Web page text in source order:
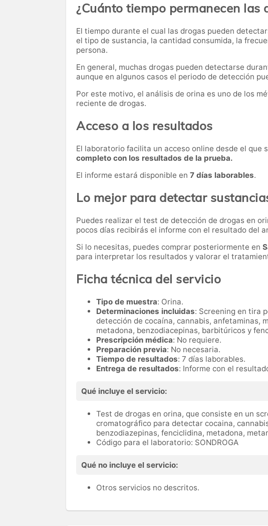
¿Cuánto tiempo permanecen las
El tiempo durante el cual las drogas pueden
el tipo de sustancia, la cantidad consumida, la
persona.
En general, muchas drogas pueden detectarse
aunque en algunos casos el periodo de detección
Por este motivo, el análisis de orina es uno de los
reciente de drogas.
Acceso a los resultados
El laboratorio facilita un acceso online desde el que
completo con los resultados de la prueba.
El informe estará disponible en 7 días laborables.
Lo mejor para detectar
Puedes realizar el test de detección de drogas en
pocos días recibirás el informe con el resultado del
Si lo necesitas, puedes comprar posteriormente en
para interpretar los resultados y valorar el
Ficha técnica del servicio
Tipo de muestra: Orina.
Determinaciones incluidas: Screening en tira
detección de cocaína, cannabis, anfetaminas,
metadona, benzodiacepinas, barbitúricos y
Prescripción médica: No requiere.
Preparación previa: No necesaria.
Tiempo de resultados: 7 días laborables.
Entrega de resultados: Informe con el
Qué incluye el servicio:
Test de drogas en orina, que consiste en un
cromatográfico para detectar cocaina,
benzodiazepinas, fenciclidina, metadona,
Código para el laboratorio: SONDROGA
Qué no incluye el servicio:
Otros servicios no descritos.